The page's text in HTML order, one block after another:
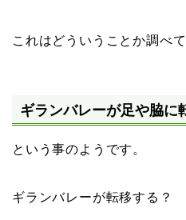
これはどういうことか調べ
ギランバレーが足や脇に
という事のようです。
ギランバレーが転移する？